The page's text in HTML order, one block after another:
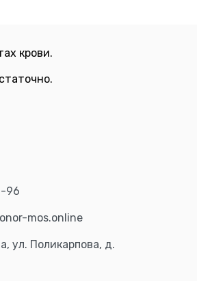
крови.
96
mos.online
ул. Поликарпова, д.